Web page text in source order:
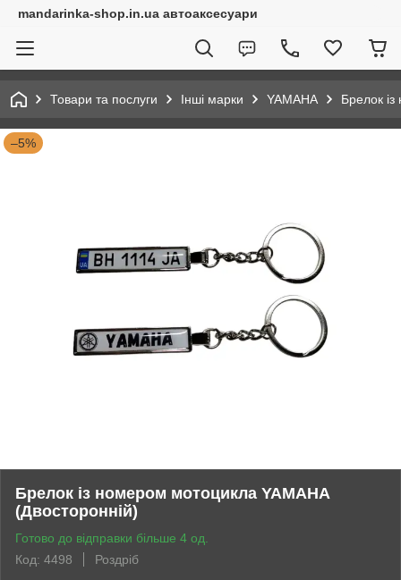
mandarinka-shop.in.ua автоаксесуари
Товари та послуги Інші марки YAMAHA Брелок
–5%
Брелок із номером мотоцикла YAMAHA
(Двосторонній)
Готово до відправки більше 4 од.
Код: 4498
Роздріб